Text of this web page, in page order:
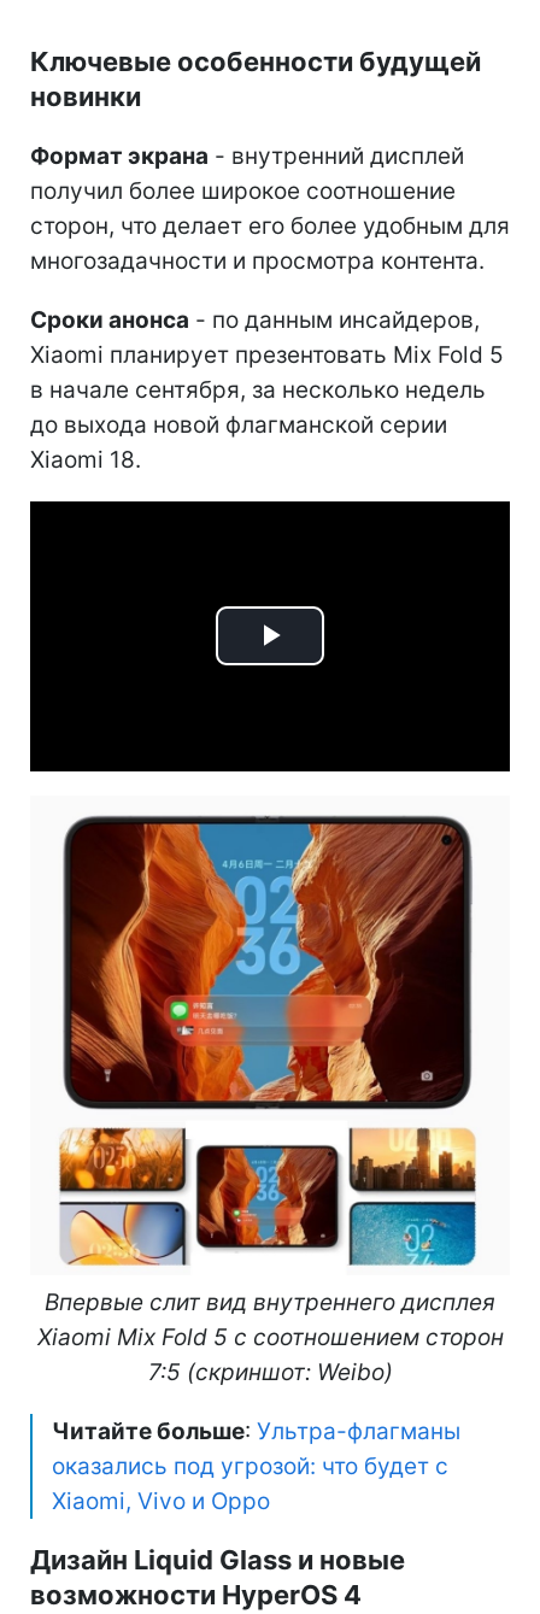
Ключевые особенности будущей
новинки
Формат экрана - внутренний дисплей
получил более широкое соотношение
сторон, что делает его более удобным для
многозадачности и просмотра контента.
Сроки анонса - по данным инсайдеров,
Xiaomi планирует презентовать Mix Fold 5
в начале сентября, за несколько недель
до выхода новой флагманской серии
Xiaomi 18.
Play
Впервые слит вид внутреннего дисплея
Xiaomi Mix Fold 5 с соотношением сторон
7:5 (скриншот: Weibo)
Читайте больше: Ультра-флагманы
оказались под угрозой: что будет с
Xiaomi, Vivo и Oppo
Дизайн Liquid Glass и новые
возможности HyperOS 4